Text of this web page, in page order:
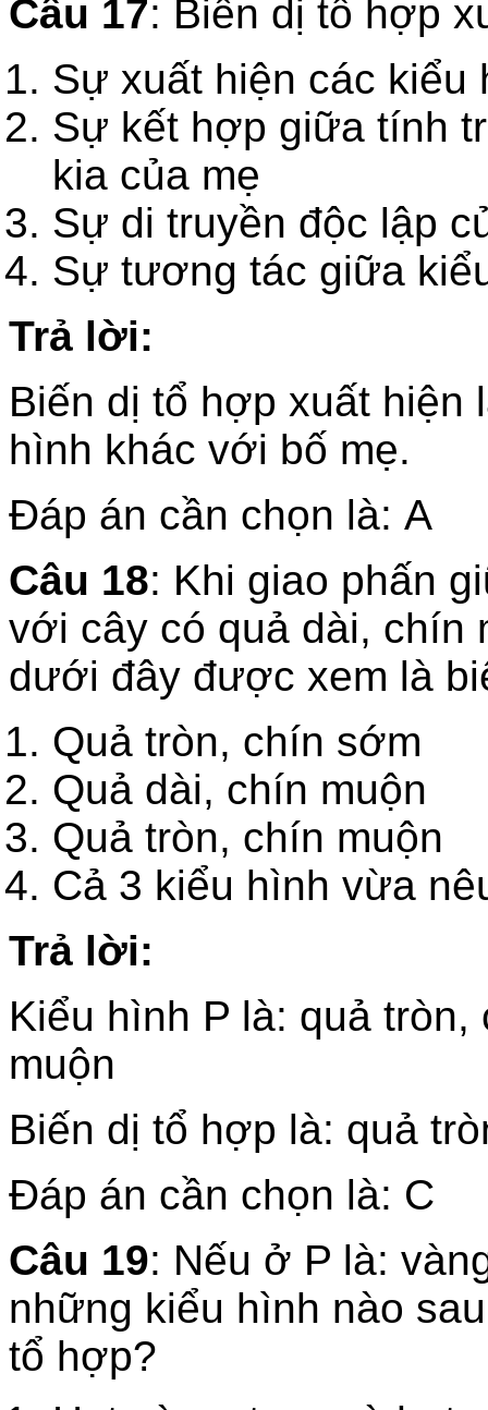
Câu 17: Biến dị tổ hợp
Sự xuất hiện các kiểu
Sự kết hợp giữa tính
kia của mẹ
Sự di truyền độc lập
Sự tương tác giữa
Trả lời:
Biến dị tổ hợp xuất hiện
hình khác với bố mẹ.
Đáp án cần chọn là: A
Câu 18: Khi giao phấn
với cây có quả dài, chín
dưới đây được xem là
Quả tròn,
Quả dài, chín muộn
Quả tròn,
Cả 3 kiểu hình vừa
Trả lời:
Kiểu hình P là: quả
muộn
Biến dị tổ hợp là: quả
Đáp án cần chọn là: C
Câu 19: Nếu ở P là:
những kiểu hình nào
tổ hợp?